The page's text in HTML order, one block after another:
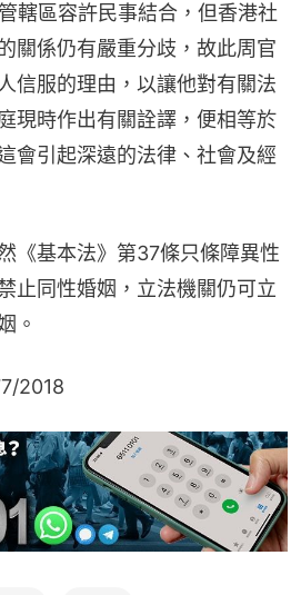
轄區容許民事結合，但香港社
關係仍有嚴重分歧，故此周官
信服的理由，以讓他對有關法
現時作出有關詮譯，便相等於
會引起深遠的法律、社會及經
《基本法》第37條只條障異性
止同性婚姻，立法機關仍可立
。
2018